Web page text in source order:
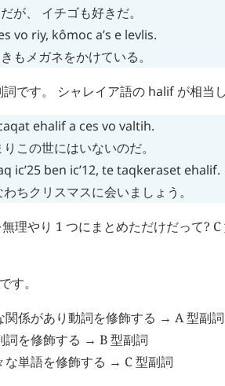
が、 イチゴも好きだ。
vo riy, kômoc a’s e levlis.
もメガネをかけている。
詞です。 シャレイア語の halif が相当
ehalifa ces vo valtih.
この世にはいないのだ。
ic’25 ben ic’12, tetaqkeraset ehalif.
ちクリスマスに会いましょう。
理やり 1 つにまとめただけだって?
す。
関係があり動詞を修飾する → A 型副詞
詞を修飾する → B 型副詞
な単語を修飾する → C 型副詞